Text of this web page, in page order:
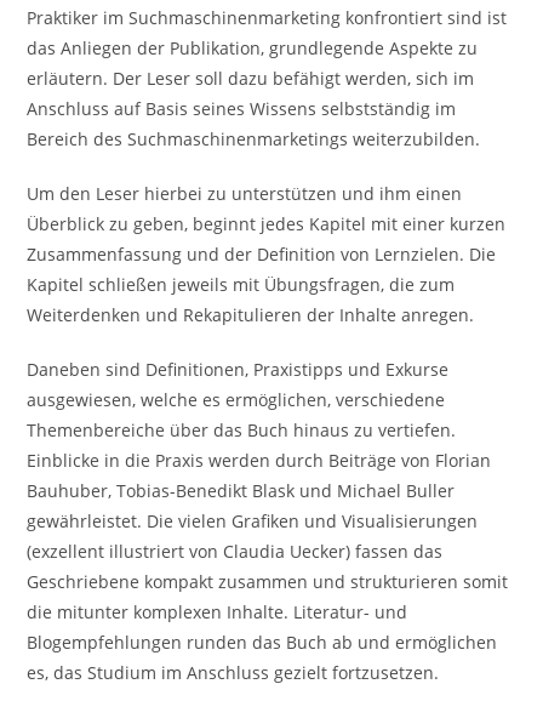
Praktiker im Suchmaschinenmarketing konfrontiert sind ist
das Anliegen der Publikation, grundlegende Aspekte zu
erläutern. Der Leser soll dazu befähigt werden, sich im
Anschluss auf Basis seines Wissens selbstständig im
Bereich des Suchmaschinenmarketings weiterzubilden.
Um den Leser hierbei zu unterstützen und ihm einen
Überblick zu geben, beginnt jedes Kapitel mit einer kurzen
Zusammenfassung und der Definition von Lernzielen. Die
Kapitel schließen jeweils mit Übungsfragen, die zum
Weiterdenken und Rekapitulieren der Inhalte anregen.
Daneben sind Definitionen, Praxistipps und Exkurse
ausgewiesen, welche es ermöglichen, verschiedene
Themenbereiche über das Buch hinaus zu vertiefen.
Einblicke in die Praxis werden durch Beiträge von Florian
Bauhuber, Tobias-Benedikt Blask und Michael Buller
gewährleistet. Die vielen Grafiken und Visualisierungen
(exzellent illustriert von Claudia Uecker) fassen das
Geschriebene kompakt zusammen und strukturieren somit
die mitunter komplexen Inhalte. Literatur- und
Blogempfehlungen runden das Buch ab und ermöglichen
es, das Studium im Anschluss gezielt fortzusetzen.